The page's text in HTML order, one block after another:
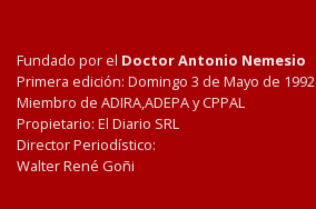
Fundado por el Doctor Antonio Nemesio
Primera edición: Domingo 3 de Mayo de 1992
Miembro de ADIRA,ADEPA y CPPAL
Propietario: El Diario SRL
Director Periodístico:
Walter René Goñi